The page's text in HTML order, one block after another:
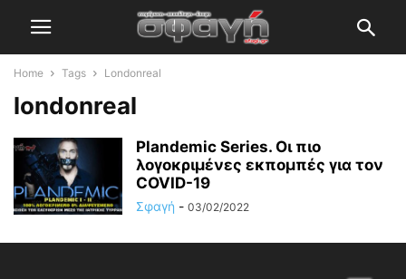
Home Tags Londonreal
londonreal
Plandemic Series. Οι πιο
λογοκριμένες εκπομπές για τον
COVID-19
Σφαγή - 03/02/2022